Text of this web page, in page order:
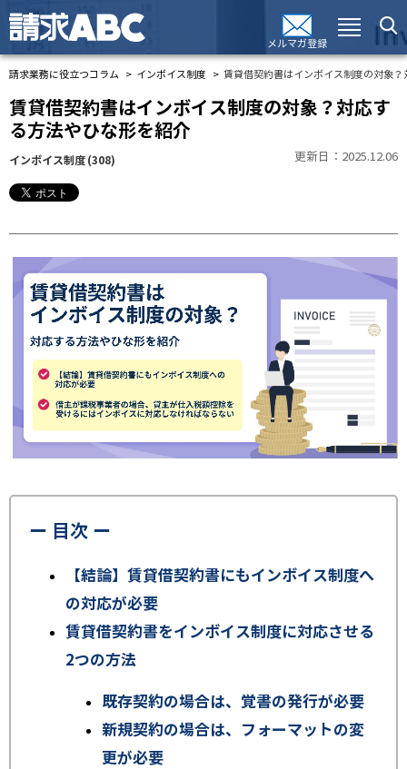
メルマガ登録
請求業務に役立つコラム インボイス制度 賃貸借契約書はインボイス制度の対象
賃貸借契約書はインボイス制度の対象？対応す
る方法やひな形を紹介
インボイス制度 (308) 更新日：2025.12.06
ー 目次 ー
【結論】賃貸借契約書にもインボイス制度へ
の対応が必要
賃貸借契約書をインボイス制度に対応させる
2つの方法
既存契約の場合は、覚書の発行が必要
新規契約の場合は、フォーマットの変
更が必要